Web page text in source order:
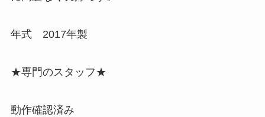
年式 2017年製
★専門のスタッフ★
動作確認済み